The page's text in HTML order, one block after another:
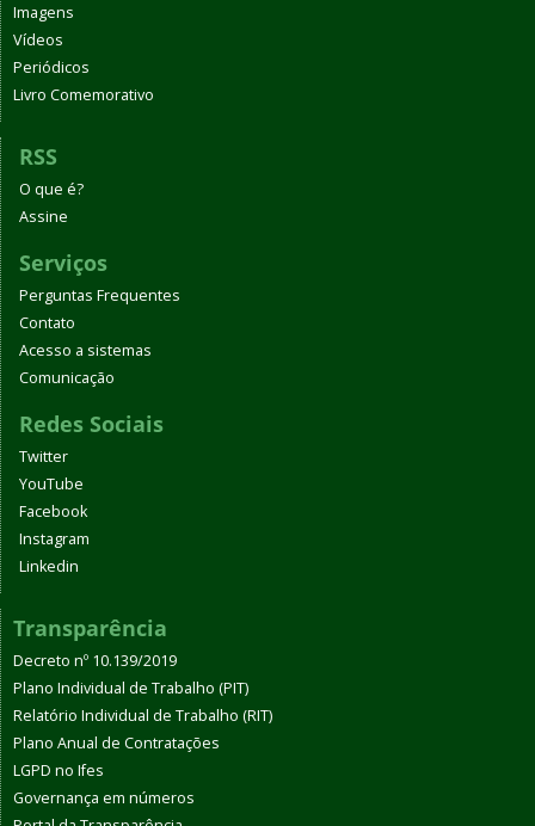
Imagens
Vídeos
Periódicos
Livro Comemorativo
RSS
O que é?
Assine
Serviços
Perguntas Frequentes
Contato
Acesso a sistemas
Comunicação
Redes Sociais
Twitter
YouTube
Facebook
Instagram
Linkedin
Transparência
Decreto nº 10.139/2019
Plano Individual de Trabalho (PIT)
Relatório Individual de Trabalho (RIT)
Plano Anual de Contratações
LGPD no Ifes
Governança em números